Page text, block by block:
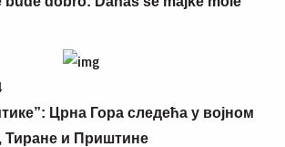
Црна Гора следећа у војном
Тиране и Приштине